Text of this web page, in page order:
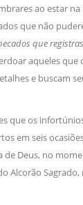
ao estar na
que não
que
aqueles que
e buscam
que os
em seis
de Deus, no
Alcorão